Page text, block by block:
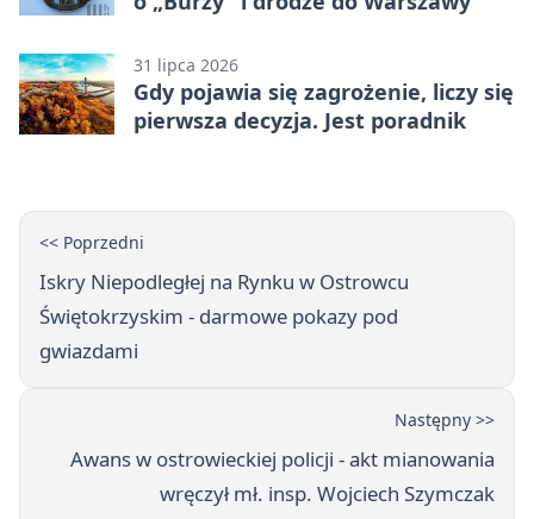
31 lipca 2026
Gdy pojawia się zagrożenie, liczy się
pierwsza decyzja. Jest poradnik
<< Poprzedni
Iskry Niepodległej na Rynku w Ostrowcu
Świętokrzyskim - darmowe pokazy pod
gwiazdami
Następny >>
Awans w ostrowieckiej policji - akt mianowania
wręczył mł. insp. Wojciech Szymczak